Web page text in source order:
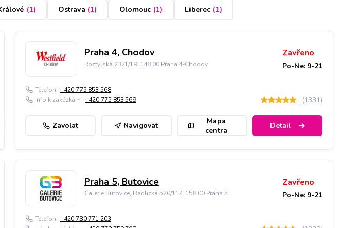
(1) Ostrava (1) Olomouc (1) Liberec (1)
Praha 4, Chodov
Roztylská 2321/19, 148 00 Praha 4-Chodov
Zavřeno
Po-Ne: 9-21
Telefon: +420 775 853 568
Info k zakázkám: +420 775 853 569 (1331)
Zavolat Navigovat
Mapa
centra
Detail
Praha 5, Butovice
Galerie Butovice, Radlická 520/117, 158 00 Praha 5
Zavřeno
Po-Ne: 9-21
Telefon: +420 730 771 203